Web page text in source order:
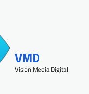
VMD
Vision Media Digital